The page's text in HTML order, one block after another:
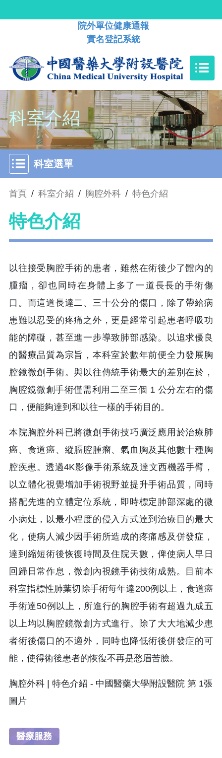
院外單位健康通報
實名登記系統
科室介紹
科室選單
首頁 / 科室介紹 / 胸腔外科 / 特色介紹
特色介紹
以往接受胸腔手術的患者，雖然在術後少了體內的
腫瘤，卻也同時在身體上多了一道長長的手術傷
口。而這道長達二、三十公分的傷口，除了帶給病
患難以忍受的疼痛之外，更是經常引起患者呼吸功
能的障礙，甚至進一步導致肺部感染。以追求優良
的醫療品質為宗旨，本科室於數年前便全力發展胸
腔鏡微創手術。與以往傳統手術最大的差別在於，
胸腔鏡微創手術僅需利用二至三個 1 公分左右的傷
口，便能夠達到和以往一樣的手術目的。
本院胸腔外科已將微創手術技巧廣泛應用於治療肺
癌、食道癌、縱膈腔腫瘤、氣血胸及其他數十種胸
腔疾患。透過4K影像手術系統及達文西機器手臂，
以立體化視覺增加手術視野並提升手術品質，同時
搭配先進的立體定位系統，即時標定肺部深處的微
小病灶，以最小程度的侵入方式達到治療目的最大
化，使病人減少因手術所造成的疼痛感及併發症，
達到縮短術後恢復時間及住院天數，俾使病人早日
回歸日常作息，微創內視鏡手術技術成熟。目前本
科室指標性肺葉切除手術每年達200例以上，食道癌
手術達50例以上，所進行的胸腔手術有超過九成五
以上均以胸腔鏡微創方式進行。除了大大地減少患
者術後傷口的不適外，同時也降低術後併發症的可
能，使得術後患者的恢復不再是愁眉苦臉。
醫療服務